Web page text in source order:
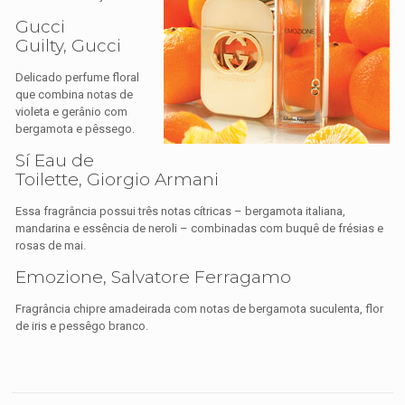
Gucci
Guilty, Gucci
Delicado perfume floral
que combina notas de
violeta e gerânio com
bergamota e pêssego.
Sí Eau de
Toilette, Giorgio Armani
Essa fragrância possui três notas cítricas – bergamota italiana,
mandarina e essência de neroli – combinadas com buquê de frésias e
rosas de mai.
Emozione, Salvatore Ferragamo
Fragrância chipre amadeirada com notas de bergamota suculenta, flor
de iris e pessêgo branco.